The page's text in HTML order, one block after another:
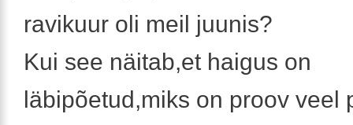
ravikuur oli meil juunis?
Kui see näitab,et haigus on
läbipõetud,miks on proov veel